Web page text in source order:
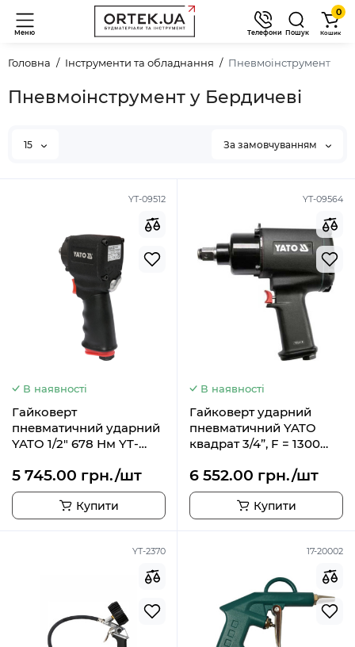
Меню Телефони Пошук
0
Кошик
Головна Інструменти та обладнання Пневмоінструмент
Пневмоінструмент у Бердичеві
15 За замовчуванням
YT-09512
В наявності
Гайковерт
пневматичний ударний
YATO 1/2" 678 Нм YT-
5 745.00 грн./шт
Купити
YT-09564
В наявності
Гайковерт ударний
пневматичний YATO
квадрат 3/4”, F = 1300
6 552.00 грн./шт
Купити
YT-2370 17-20002